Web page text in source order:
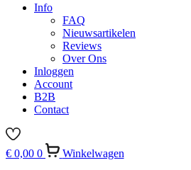
Info
FAQ
Nieuwsartikelen
Reviews
Over Ons
Inloggen
Account
B2B
Contact
€ 0,00 0
Winkelwagen